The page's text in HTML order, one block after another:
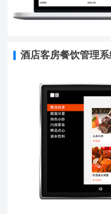
酒店客房餐饮管理